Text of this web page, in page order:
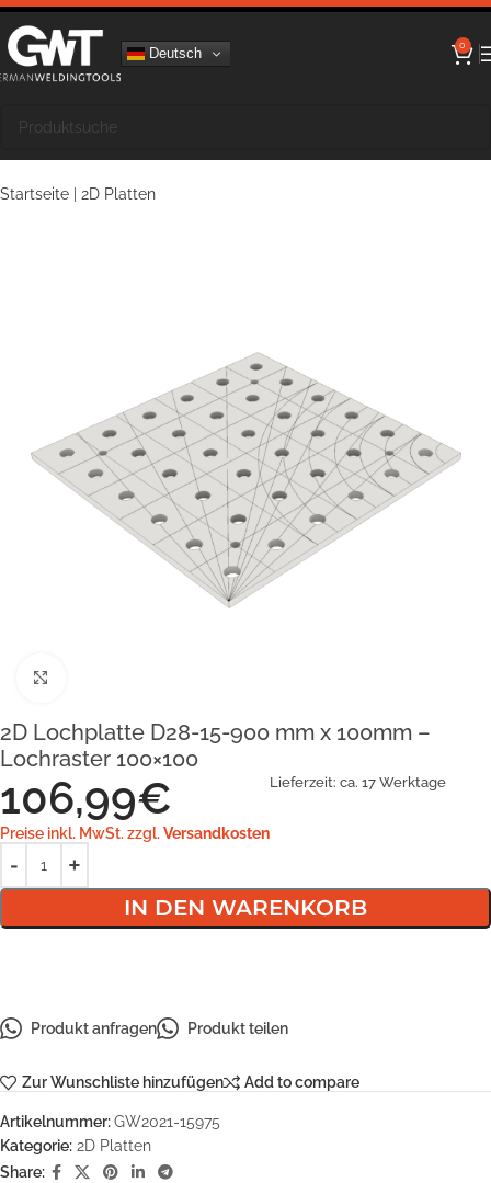
Deutsch 0
Startseite 2D Platten
2D Lochplatte D28-15-900 mm x 100mm –
Lochraster 100×100
106,99€
Preise inkl. MwSt. zzgl. Versandkosten
Lieferzeit: ca. 17 Werktage
IN DEN WARENKORB
Produkt anfragen Produkt teilen
Zur Wunschliste hinzufügen Add to compare
Artikelnummer:GW2021-15975
Kategorie: 2D Platten
Share: